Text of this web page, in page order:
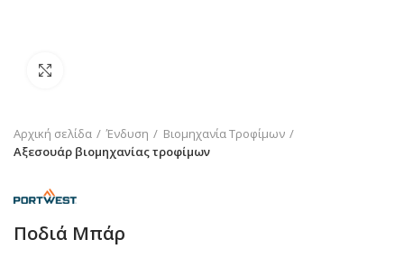
Αρχική σελίδα Ένδυση
Βιομηχανία Τροφίμων
Αξεσουάρ βιομηχανίας τροφίμων
Ποδιά Μπάρ